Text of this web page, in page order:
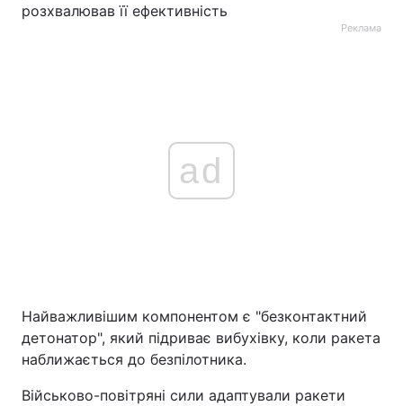
розхвалював її ефективність
Реклама
ad
Найважливішим компонентом є "безконтактний
детонатор", який підриває вибухівку, коли ракета
наближається до безпілотника.
Військово-повітряні сили адаптували ракети